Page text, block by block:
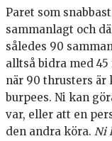
Paret som
sammanlagt och
således 90
alltså bidra med
när 90 thrusters
burpees. Ni kan
var, eller att en
den andra köra. Ni